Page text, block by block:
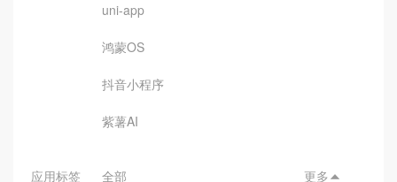
uni-app
鸿蒙OS
抖音小程序
紫薯AI
应用标签 全部 更多 